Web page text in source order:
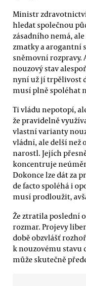
Ministr
hledat společnou
zásadního nemá,
zmatky a arogantní
sněmovní rozpravy.
nouzový stav
nyní už jí trpělivost
musí plně spoléhat
Ti vládu nepotopí,
že pravidelně
vlastní varianty
vládní, ale delší než
narostl. Jejích
koncentruje
Dokonce lze dát za
de facto spoléhá i
musí prodloužit,
Že ztratila poslední
rozmar. Projevy
době obzvlášť
k nouzovému stavu
může skutečně